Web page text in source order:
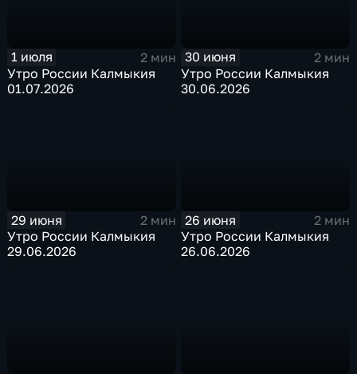
1 июля
2 мин
Утро России Калмыкия
01.07.2026
30 июня
2 мин
Утро России Калмыкия
30.06.2026
29 июня
2 мин
Утро России Калмыкия
29.06.2026
26 июня
2 мин
Утро России Калмыкия
26.06.2026